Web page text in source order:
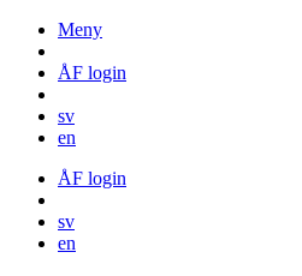
Meny
ÅF login
sv
en
ÅF login
sv
en